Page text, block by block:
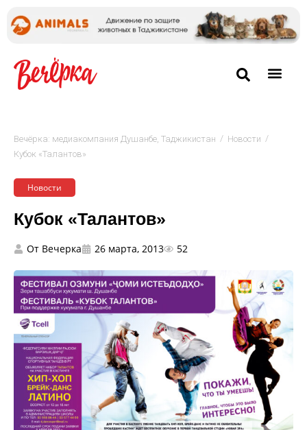
Вечёрка: медиакомпания Душанбе, Таджикистан / Новости /
Кубок «Талантов»
Новости
Кубок «Талантов»
От Вечерка 26 марта, 2013 52